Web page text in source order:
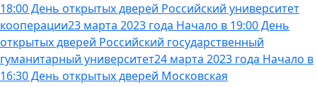
18:00 День открытых дверей Российский университет
кооперации23 марта 2023 года Начало в 19:00 День
открытых дверей Российский государственный
гуманитарный университет24 марта 2023 года Начало в
16:30 День открытых дверей Московская